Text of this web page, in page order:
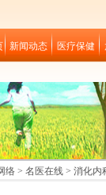
新闻动态 医疗保健
络 > 名医在线 > 消化内